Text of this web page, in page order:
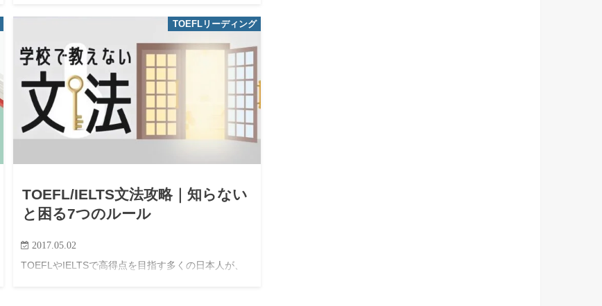
することは難しい。 そのため、最も効率的な学習
は、ETSの公式問題集を利用することである。 しか
し、公式問題集は、基本的…
TOEFLリーディング
TOEFL/IELTS文法攻略｜知らない
と困る7つのルール
2017.05.02
TOEFLやIELTSで高得点を目指す多くの日本人が、